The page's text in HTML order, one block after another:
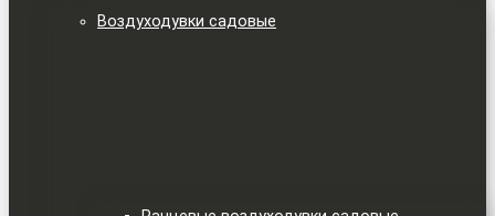
Воздуходувки садовые